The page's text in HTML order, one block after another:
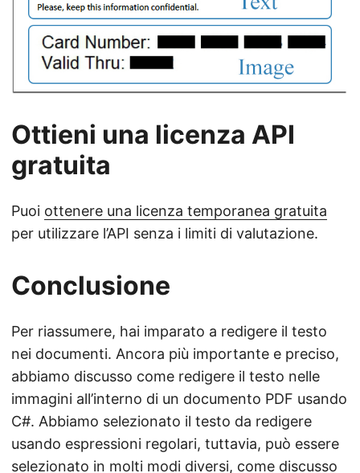
Ottieni una licenza API
gratuita
Puoi ottenere una licenza temporanea gratuita
per utilizzare l’API senza i limiti di valutazione.
Conclusione
Per riassumere, hai imparato a redigere il testo
nei documenti. Ancora più importante e preciso,
abbiamo discusso come redigere il testo nelle
immagini all’interno di un documento PDF usando
C#. Abbiamo selezionato il testo da redigere
usando espressioni regolari, tuttavia, può essere
selezionato in molti modi diversi, come discusso